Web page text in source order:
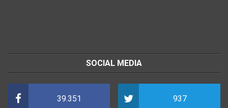
SOCIAL MEDIA
39.351 937